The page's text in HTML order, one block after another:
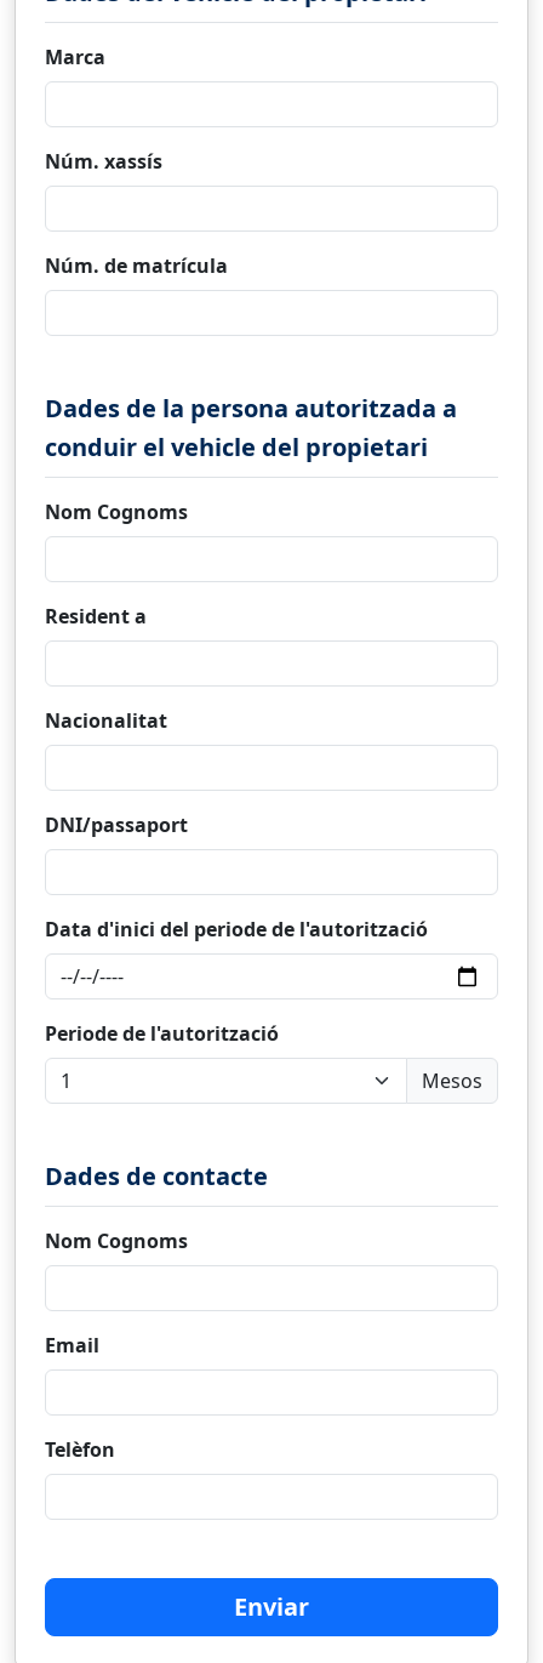
Marca
Núm. xassís
Núm. de matrícula
Dades de la persona autoritzada a
conduir el vehicle del propietari
Nom Cognoms
Resident a
Nacionalitat
DNI/passaport
Data d'inici del periode de l'autorització
Periode de l'autorització
Mesos
Dades de contacte
Nom Cognoms
Email
Telèfon
Enviar